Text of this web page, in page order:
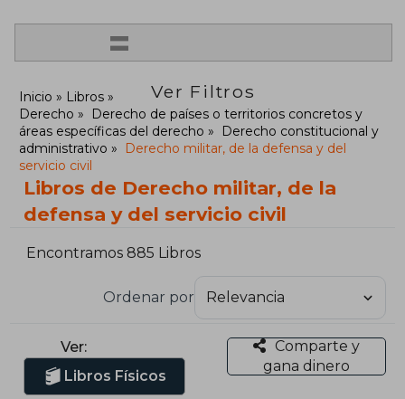
=
Ver Filtros
Inicio
Libros
Derecho
Derecho de países o territorios concretos y
áreas específicas del derecho
Derecho constitucional y
administrativo
Derecho militar, de la defensa y del
servicio civil
Libros de Derecho militar, de la
defensa y del servicio civil
Encontramos 885 Libros
Ordenar por
Ver:
Libros Físicos
Comparte y
gana dinero